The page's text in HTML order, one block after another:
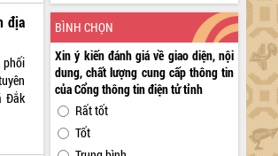
địa
phối
Đắk
BÌNH CHỌN
Xin ý kiến đánh giá về giao diện, nội
dung, chất lượng cung cấp thông tin
của Cổng thông tin điện tử tỉnh
Rất tốt
Tốt